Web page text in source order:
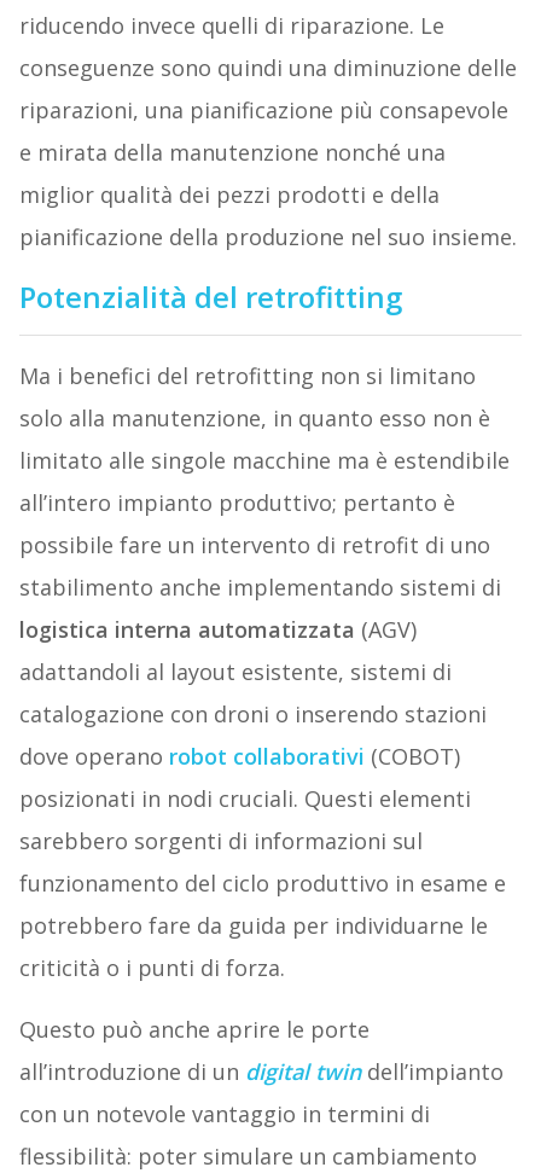
riducendo invece quelli di riparazione. Le
conseguenze sono quindi una diminuzione delle
riparazioni, una pianificazione più consapevole
e mirata della manutenzione nonché una
miglior qualità dei pezzi prodotti e della
pianificazione della produzione nel suo insieme.
Potenzialità del retrofitting
Ma i benefici del retrofitting non si limitano
solo alla manutenzione, in quanto esso non è
limitato alle singole macchine ma è estendibile
all’intero impianto produttivo; pertanto è
possibile fare un intervento di retrofit di uno
stabilimento anche implementando sistemi di
logistica interna automatizzata (AGV)
adattandoli al layout esistente, sistemi di
catalogazione con droni o inserendo stazioni
dove operano robot collaborativi (COBOT)
posizionati in nodi cruciali. Questi elementi
sarebbero sorgenti di informazioni sul
funzionamento del ciclo produttivo in esame e
potrebbero fare da guida per individuarne le
criticità o i punti di forza.
Questo può anche aprire le porte
all’introduzione di un digital twin dell’impianto
con un notevole vantaggio in termini di
flessibilità: poter simulare un cambiamento